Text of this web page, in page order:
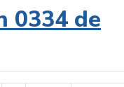
0334 de